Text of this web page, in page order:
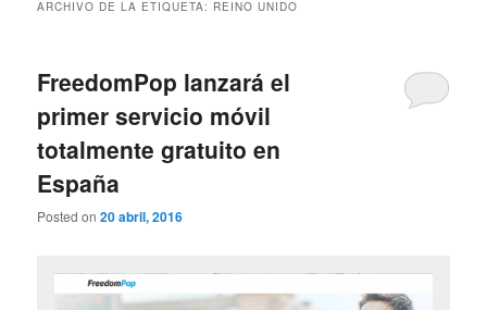
ARCHIVO DE LA ETIQUETA: REINO UNIDO
FreedomPop lanzará el
primer servicio móvil
totalmente gratuito en
España
Posted on20 abril, 2016